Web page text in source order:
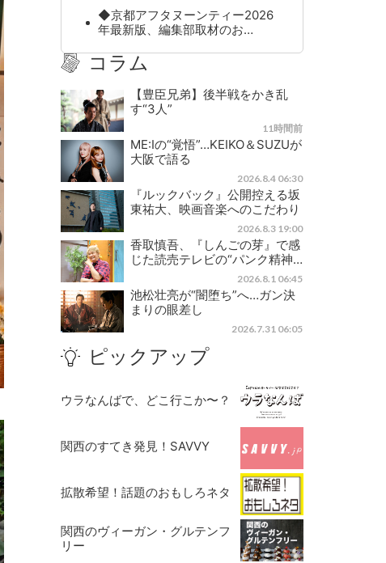
◆京都アフタヌーンティー2026
年最新版、編集部取材のお…
コラム
【豊臣兄弟】後半戦をかき乱
す“3人”
11時間前
ME:Iの“覚悟”…KEIKO＆SUZUが
大阪で語る
2026.8.4 06:30
『ルックバック』公開控える坂
東祐大、映画音楽へのこだわり
2026.8.3 19:00
香取慎吾、『しんごの芽』で感
じた読売テレビの“パンク精神…
2026.8.1 06:45
池松壮亮が“闇堕ち”へ…ガン決
まりの眼差し
2026.7.31 06:05
ピックアップ
ウラなんばで、どこ行こか〜？
関西のすてき発見！SAVVY
拡散希望！話題のおもしろネタ
関西のヴィーガン・グルテンフ
リー